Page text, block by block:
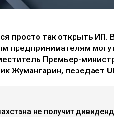
просто так открыть ИП.
предпринимателям
Премьер-
Жумангарин, передает
не получит